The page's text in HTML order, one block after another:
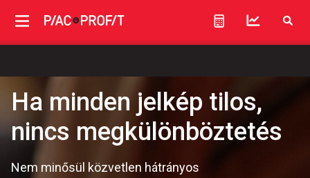
Ha minden jelkép tilos,
nincs megkülönböztetés
Nem minősül közvetlen hátrányos